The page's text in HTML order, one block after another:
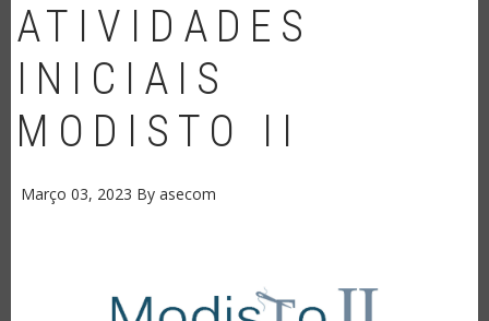
ATIVIDADES
INICIAIS
MODISTO II
Março 03, 2023 By asecom